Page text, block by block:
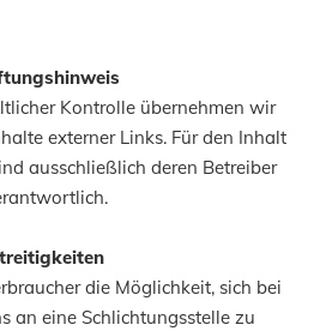
Kontrolle übernehmen wir
externer Links. Für den Inhalt
ausschließlich deren Betreiber
die Möglichkeit, sich bei
an eine Schlichtungsstelle zu